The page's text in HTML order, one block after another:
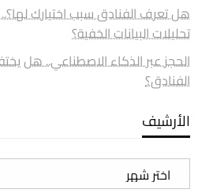
هل تعرف الفنادق سبب اختيارك
تحليلات البيانات الخفية؟
الحجز عبر الذكاء الاصطناعي.. هل
الفنادق؟
الأرشيف
الأرشيف